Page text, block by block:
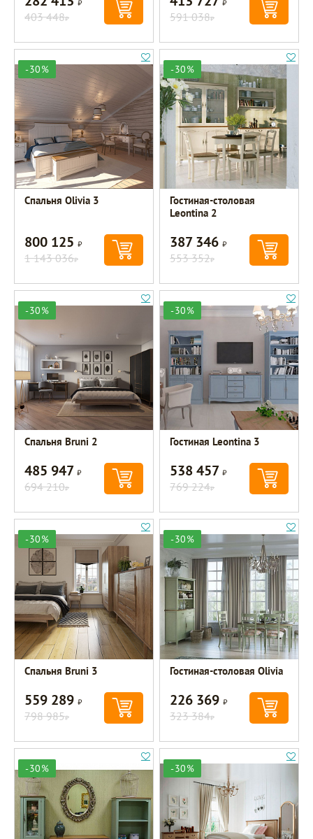
403 448Р 591 038Р
-30%
Спальня Olivia 3
800 125Р
1 143 036Р
-30%
Гостиная-столовая
Leontina 2
387 346Р
553 352Р
-30%
Спальня Bruni 2
485 947Р
694 210Р
-30%
Гостиная Leontina 3
538 457Р
769 224Р
-30%
Спальня Bruni 3
559 289Р
798 985Р
-30%
Гостиная-столовая Olivia
226 369Р
323 384Р
-30% -30%